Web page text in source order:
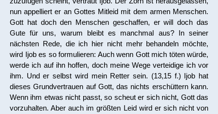
nun appelliert er an Gottes Mitleid mit dem armen Menschen.
Gott hat doch den Menschen geschaffen, er will doch das
Gute für uns, warum bleibt es manchmal aus? In seiner
nächsten Rede, die ich hier nicht mehr behandeln möchte,
wird Ijob es so formulieren: Auch wenn Gott mich töten würde,
werde ich auf ihn hoffen, doch meine Wege verteidige ich vor
ihm. Und er selbst wird mein Retter sein. (13,15 f.) Ijob hat
dieses Grundvertrauen auf Gott, das nichts erschüttern kann.
Wenn ihm etwas nicht passt, so scheut er sich nicht, Gott das
vorzuhalten. Aber auch im größten Leid wird er sich nicht von